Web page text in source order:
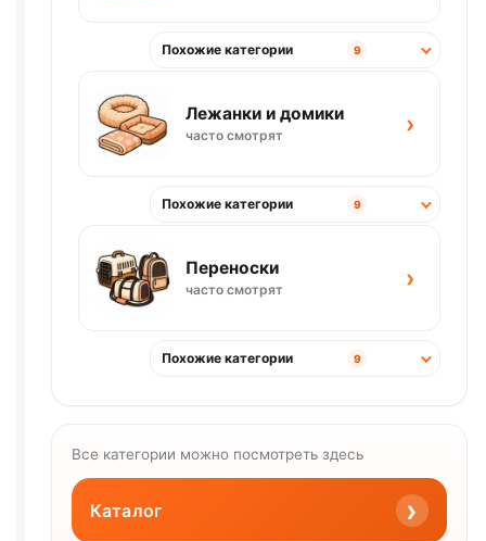
Похожие категории 9
Лежанки и домики
часто смотрят ›
Похожие категории 9
Переноски
часто смотрят ›
Похожие категории 9
Все категории можно посмотреть здесь
Каталог ›